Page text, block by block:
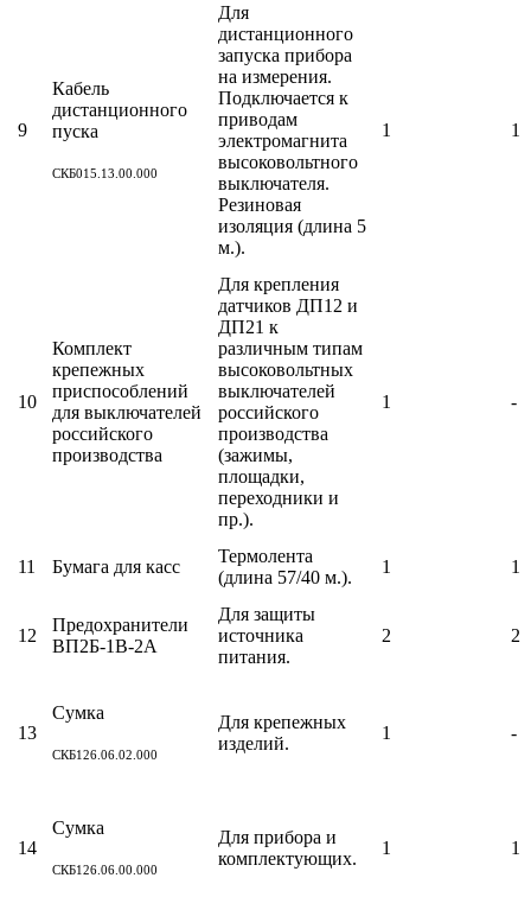
9
Кабель
дистанционного
пуска
СКБ015.13.00.000
Для
дистанционного
запуска прибора
на измерения.
Подключается к
приводам
электромагнита
высоковольтного
выключателя.
Резиновая
изоляция (длина 5
м.).
1 1
10
Комплект
крепежных
приспособлений
для выключателей
российского
производства
Для крепления
датчиков ДП12 и
ДП21 к
различным типам
высоковольтных
выключателей
российского
производства
(зажимы,
площадки,
переходники и
пр.).
1 -
11 Бумага для касс
Термолента
(длина 57/40 м.).
1 1
12
Предохранители
ВП2Б-1В-2А
Для защиты
источника
питания.
2 2
13
Сумка
СКБ126.06.02.000
Для крепежных
изделий.
1 -
14
Сумка
СКБ126.06.00.000
Для прибора и
комплектующих.
1 1